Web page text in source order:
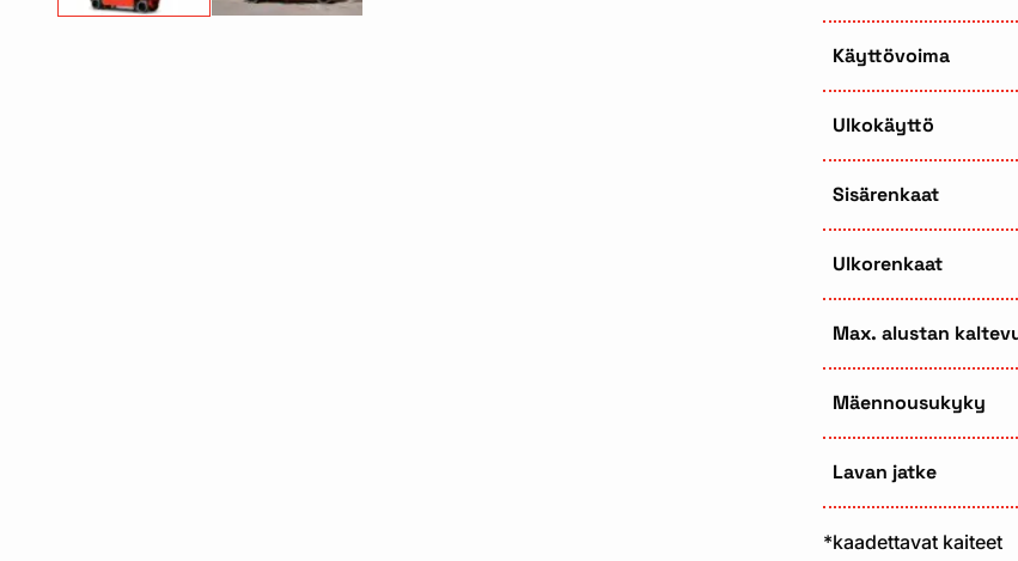
Käyttövoima
Ulkokäyttö
Sisärenkaat
Ulkorenkaat
Max. alustan
Mäennousukyky
Lavan jatke
*kaadettavat kaiteet